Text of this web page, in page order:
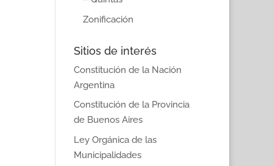
Zonificación
Sitios de interés
Constitución de la Nación
Argentina
Constitución de la Provincia
de Buenos Aires
Ley Orgánica de las
Municipalidades